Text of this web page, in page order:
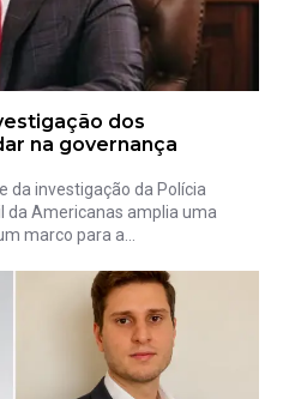
dos
na governança
da investigação da Polícia
da Americanas amplia uma
marco para a...